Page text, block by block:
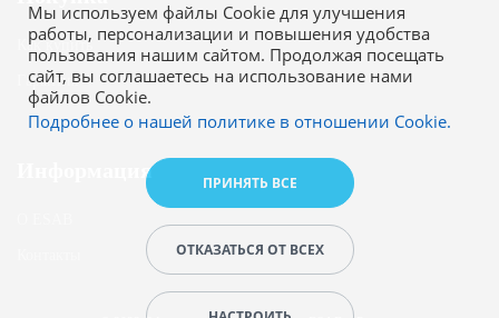
Мы используем файлы Cookie для улучшения
работы, персонализации и повышения удобства
пользования нашим сайтом. Продолжая посещать
сайт, вы соглашаетесь на использование нами
файлов Cookie.
Подробнее о нашей политике в отношении Cookie.
ПРИНЯТЬ ВСЕ
ОТКАЗАТЬСЯ ОТ ВСЕХ
Как купить
Гарантия
Информация